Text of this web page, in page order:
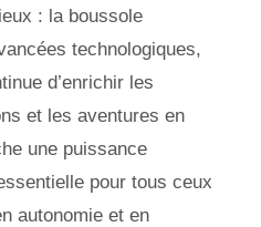
: la boussole
technologiques,
d’enrichir les
et les aventures en
une puissance
pour tous ceux
autonomie et en